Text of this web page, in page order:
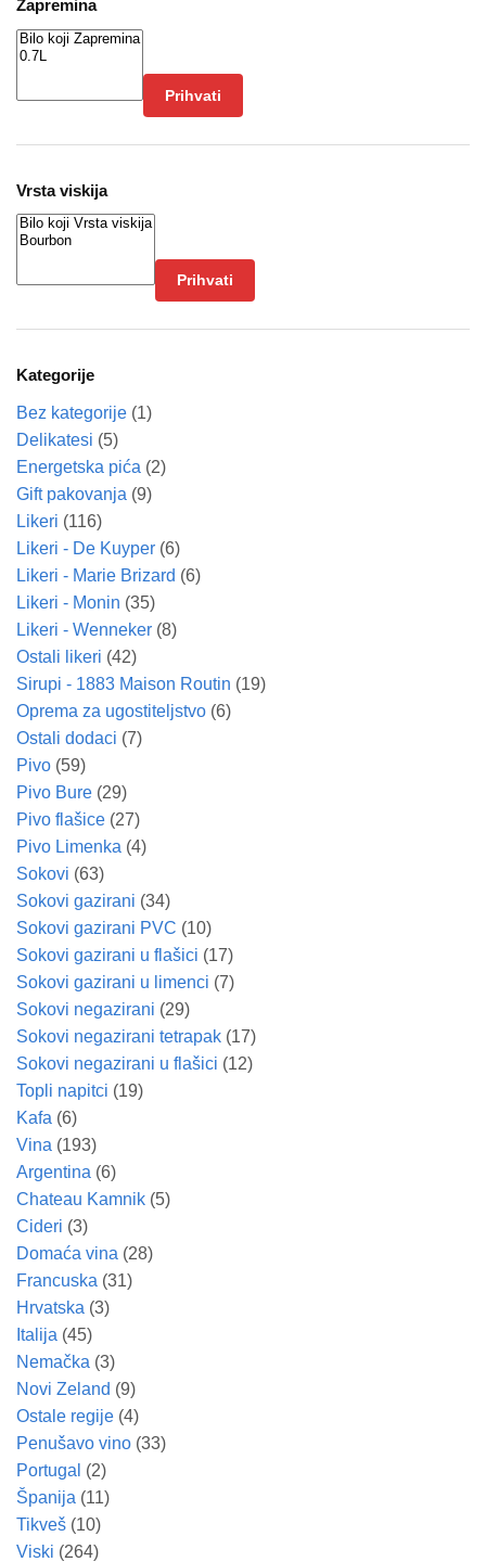
Zapremina
Prihvati
Vrsta viskija
Prihvati
Kategorije
Bez kategorije (1)
Delikatesi (5)
Energetska pića (2)
Gift pakovanja (9)
Likeri (116)
Likeri - De Kuyper (6)
Likeri - Marie Brizard (6)
Likeri - Monin (35)
Likeri - Wenneker (8)
Ostali likeri (42)
Sirupi - 1883 Maison Routin (19)
Oprema za ugostiteljstvo (6)
Ostali dodaci (7)
Pivo (59)
Pivo Bure (29)
Pivo flašice (27)
Pivo Limenka (4)
Sokovi (63)
Sokovi gazirani (34)
Sokovi gazirani PVC (10)
Sokovi gazirani u flašici (17)
Sokovi gazirani u limenci (7)
Sokovi negazirani (29)
Sokovi negazirani tetrapak (17)
Sokovi negazirani u flašici (12)
Topli napitci (19)
Kafa (6)
Vina (193)
Argentina (6)
Chateau Kamnik (5)
Cideri (3)
Domaća vina (28)
Francuska (31)
Hrvatska (3)
Italija (45)
Nemačka (3)
Novi Zeland (9)
Ostale regije (4)
Penušavo vino (33)
Portugal (2)
Španija (11)
Tikveš (10)
Viski (264)